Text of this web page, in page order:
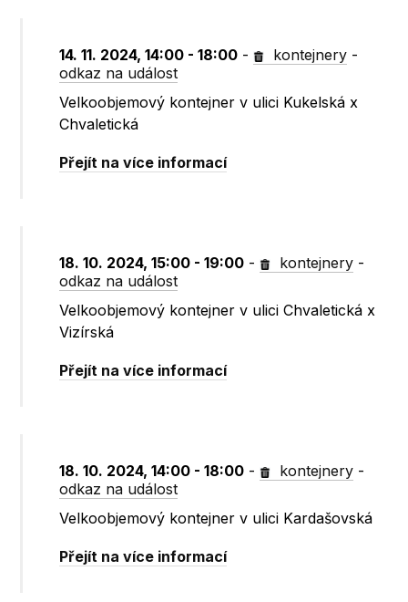
14. 11. 2024, 14:00 - 18:00 - kontejnery -
odkaz na událost
Velkoobjemový kontejner v ulici Kukelská x
Chvaletická
Přejít na více informací
18. 10. 2024, 15:00 - 19:00 - kontejnery -
odkaz na událost
Velkoobjemový kontejner v ulici Chvaletická x
Vizírská
Přejít na více informací
18. 10. 2024, 14:00 - 18:00 - kontejnery -
odkaz na událost
Velkoobjemový kontejner v ulici Kardašovská
Přejít na více informací